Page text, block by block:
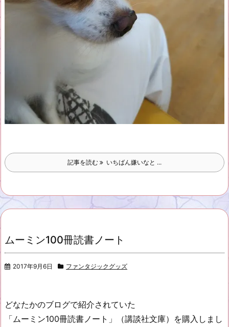
記事を読む いちばん嫌いなと ...
ムーミン100冊読書ノート
2017年9月6日 ファンタジックグッズ
どなたかのブログで紹介されていた
「ムーミン100冊読書ノート」（講談社文庫）を購入しまし